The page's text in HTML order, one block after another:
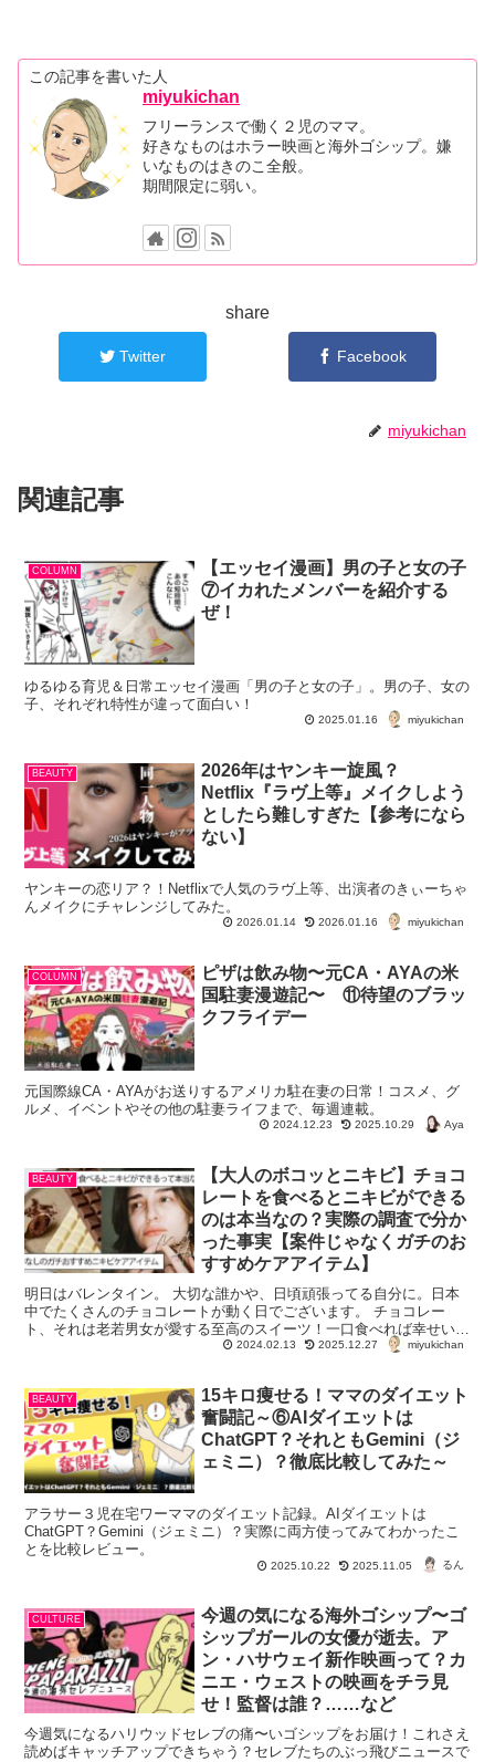
この記事を書いた人
miyukichan
フリーランスで働く２児のママ。
好きなものはホラー映画と海外ゴシップ。嫌
いなものはきのこ全般。
期間限定に弱い。
share
Twitter Facebook
miyukichan
関連記事
COLUMN
【エッセイ漫画】男の子と女の子
⑦イカれたメンバーを紹介する
ぜ！
ゆるゆる育児＆日常エッセイ漫画「男の子と女の子」。男の子、女の
子、それぞれ特性が違って面白い！
2025.01.16 miyukichan
BEAUTY
2026年はヤンキー旋風？
Netflix『ラヴ上等』メイクしよう
としたら難しすぎた【参考になら
ない】
ヤンキーの恋リア？！Netflixで人気のラヴ上等、出演者のきぃーちゃ
んメイクにチャレンジしてみた。
2026.01.14 2026.01.16 miyukichan
COLUMN
ピザは飲み物〜元CA・AYAの米
国駐妻漫遊記〜 ⑪待望のブラッ
クフライデー
元国際線CA・AYAがお送りするアメリカ駐在妻の日常！コスメ、グ
ルメ、イベントやその他の駐妻ライフまで、毎週連載。
2024.12.23 2025.10.29 Aya
BEAUTY
【大人のボコッとニキビ】チョコ
レートを食べるとニキビができる
のは本当なの？実際の調査で分か
った事実【案件じゃなくガチのお
すすめケアアイテム】
明日はバレンタイン。 大切な誰かや、日頃頑張ってる自分に。日本
中でたくさんのチョコレートが動く日でございます。 チョコレー
ト、それは老若男女が愛する至高のスイーツ！一口食べれば幸せいっ
ぱい、あと一つ、次で最後……なんて言ってる...
2024.02.13 2025.12.27 miyukichan
BEAUTY
15キロ痩せる！ママのダイエット
奮闘記～⑥AIダイエットは
ChatGPT？それともGemini（ジ
ェミニ）？徹底比較してみた～
アラサー３児在宅ワーママのダイエット記録。AIダイエットは
ChatGPT？Gemini（ジェミニ）？実際に両方使ってみてわかったこ
とを比較レビュー。
2025.10.22 2025.11.05 るん
CULTURE
今週の気になる海外ゴシップ〜ゴ
シップガールの女優が逝去。ア
ン・ハサウェイ新作映画って？カ
ニエ・ウェストの映画をチラ見
せ！監督は誰？……など
今週気になるハリウッドセレブの痛〜いゴシップをお届け！これさえ
読めばキャッチアップできちゃう？セレブたちのぶっ飛びニュースで